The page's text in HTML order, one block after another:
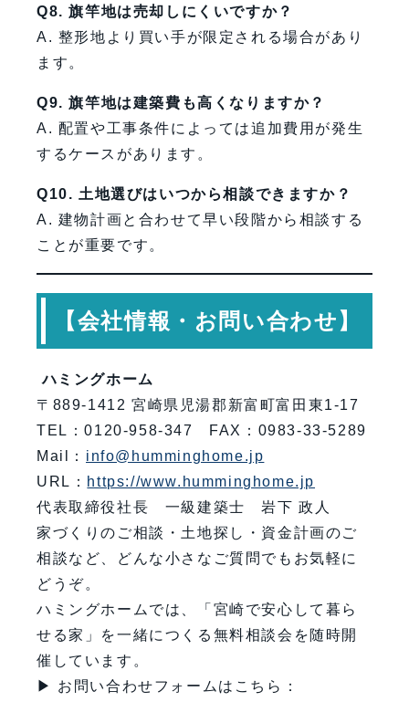
Q8. 旗竿地は売却しにくいですか？
A. 整形地より買い手が限定される場合があり
ます。
Q9. 旗竿地は建築費も高くなりますか？
A. 配置や工事条件によっては追加費用が発生
するケースがあります。
Q10. 土地選びはいつから相談できますか？
A. 建物計画と合わせて早い段階から相談する
ことが重要です。
【会社情報・お問い合わせ】
ハミングホーム
〒889-1412 宮崎県児湯郡新富町富田東1-17
TEL：0120-958-347 FAX：0983-33-5289
Mail： info@humminghome.jp
URL： https://www.humminghome.jp
代表取締役社長 一級建築士 岩下 政人
家づくりのご相談・土地探し・資金計画のご
相談など、どんな小さなご質問でもお気軽に
どうぞ。
ハミングホームでは、「宮崎で安心して暮ら
せる家」を一緒につくる無料相談会を随時開
催しています。
▶ お問い合わせフォームはこちら：